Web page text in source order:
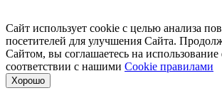
Сайт использует cookie с целью анализа
посетителей для улучшения Сайта.
Сайтом, вы соглашаетесь на
соответствии с нашими Cookiе правилами
Хорошо